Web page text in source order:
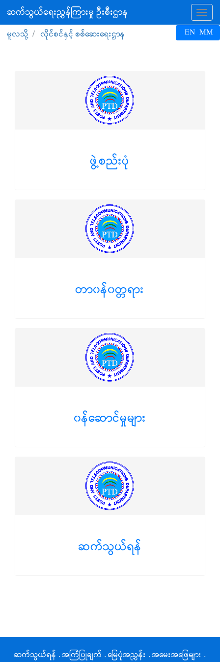
ဆက်သွယ်ရေးညွှန်ကြားမှု ဦးစီးဌာန
EN MM
မူလသို့ လိုင်စင်နှင့် စစ်ဆေးရေးဌာန
ဖွဲ့စည်းပုံ
တာ၀န်၀တ္တရား
၀န်ဆောင်မှုများ
ဆက်သွယ်ရန်
ဆက်သွယ်ရန် .အကြံပြုချက် .မြေပုံအညွှန်း .အမေးအဖြေများ .